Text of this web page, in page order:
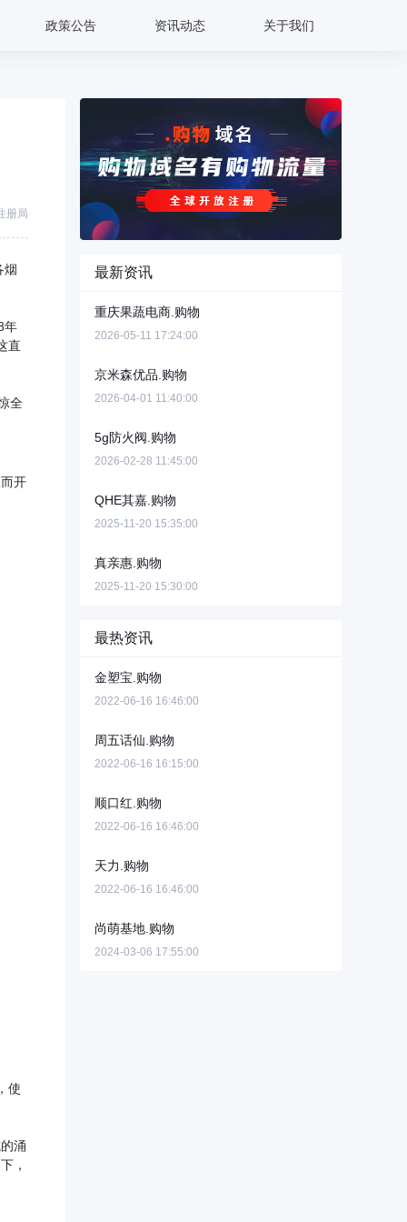
政策公告 资讯动态 关于我们
册局
烟
年
直
全
开
使
涌
，
最新资讯
重庆果蔬电商.购物
2026-05-11 17:24:00
京米森优品.购物
2026-04-01 11:40:00
5g防火阀.购物
2026-02-28 11:45:00
QHE其嘉.购物
2025-11-20 15:35:00
真亲惠.购物
2025-11-20 15:30:00
最热资讯
金塑宝.购物
2022-06-16 16:46:00
周五话仙.购物
2022-06-16 16:15:00
顺口红.购物
2022-06-16 16:46:00
天力.购物
2022-06-16 16:46:00
尚萌基地.购物
2024-03-06 17:55:00